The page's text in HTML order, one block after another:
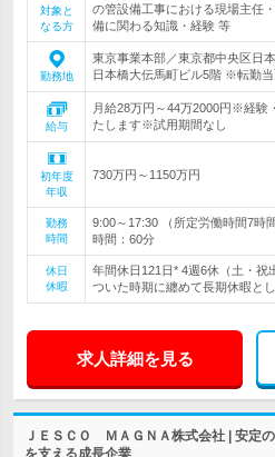
対象と
なる方
の管設備工事における現場主任
備に関わる知識・経験 等
勤務地
東京事業本部／東京都中央区日
日本橋大伝馬町ビル5階 ※転勤当
給与
月給28万円～44万2000円※経験
たします※試用期間なし
初年度
年収
730万円～1150万円
勤務
時間
9:00～17:30 （所定労働時間7時
時間：60分
休日
休暇
年間休日121日* 4週6休（土・
ついた時期に纏めて長期休暇と
求人詳細を見る
ＪＥＳＣＯ ＭＡＧＮＡ株式会社 | 安定
を支える成長企業